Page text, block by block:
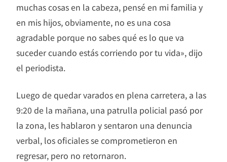
muchas cosas en la cabeza, pensé en mi familia y
en mis hijos, obviamente, no es una cosa
agradable porque no sabes qué es lo que va
suceder cuando estás corriendo por tu vida», dijo
el periodista.
Luego de quedar varados en plena carretera, a las
9:20 de la mañana, una patrulla policial pasó por
la zona, les hablaron y sentaron una denuncia
verbal, los oficiales se comprometieron en
regresar, pero no retornaron.